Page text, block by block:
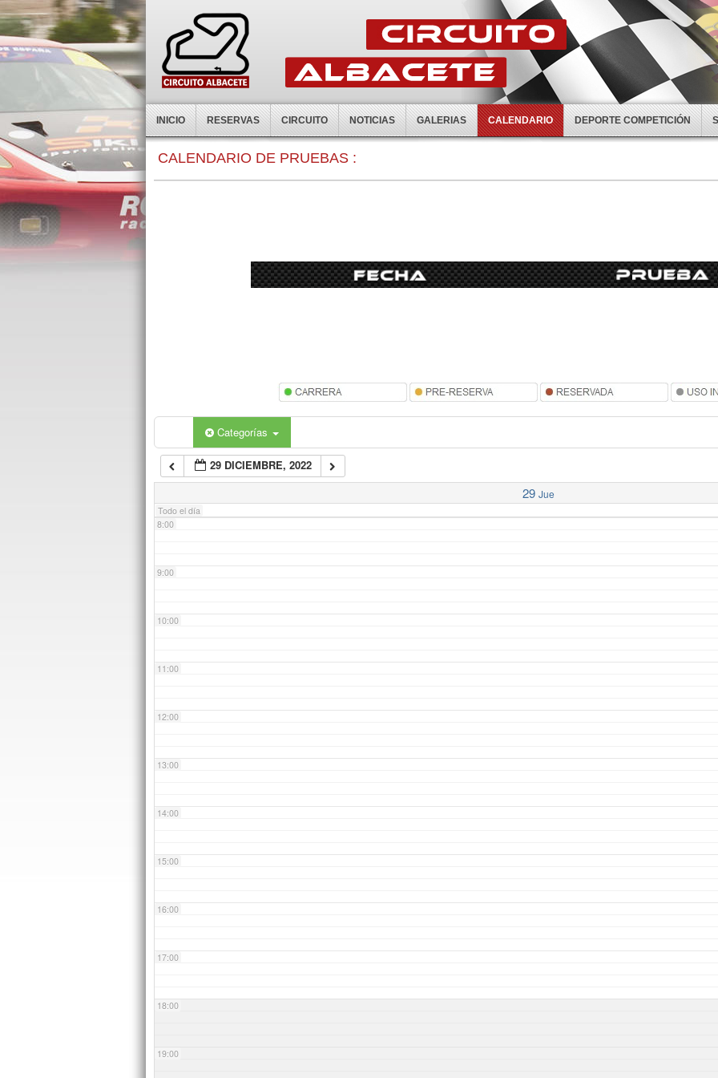
INICIO RESERVAS CIRCUITO NOTICIAS GALERIAS CALENDARIO DEPORTE COMPETICIÓN
CALENDARIO DE PRUEBAS :
Categorías
29 DICIEMBRE, 2022
29 Jue
Todo el día
0:00
7:00
8:00
9:00
10:00
11:00
12:00
13:00
14:00
15:00
16:00
17:00
18:00
19:00